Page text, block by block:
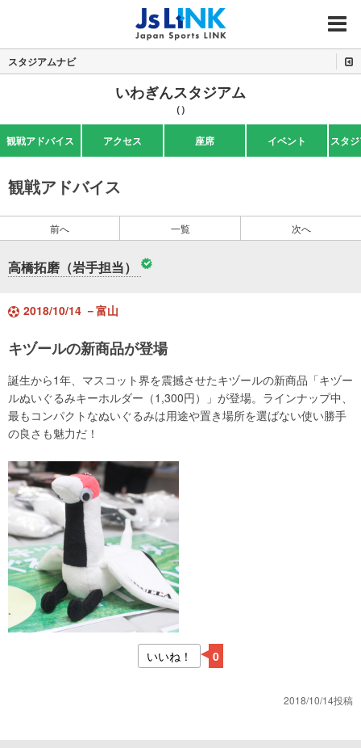
MENU
スタジアムナビ
いわぎんスタジアム
（）
観戦アドバイス アクセス 座席 イベント スタ
観戦アドバイス
前へ 一覧 次へ
高橋拓磨（岩手担当）
2018/10/14 －富山
キヅールの新商品が登場
誕生から1年、マスコット界を震撼させたキヅールの新商品「キヅー
ルぬいぐるみキーホルダー（1,300円）」が登場。ラインナップ中、
最もコンパクトなぬいぐるみは用途や置き場所を選ばない使い勝手
の良さも魅力だ！
いいね！ 0
2018/10/14投稿